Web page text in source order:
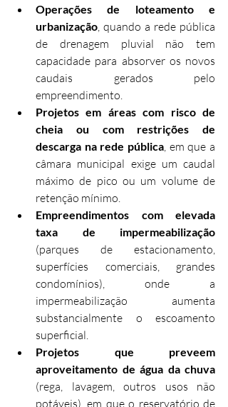
Operações de loteamento e
urbanização , quando a rede pública
de drenagem pluvial não tem
capacidade para absorver os novos
caudais gerados pelo
empreendimento.
Projetos em áreas com risco de
cheia ou com restrições de
descarga na rede pública , em que a
câmara municipal exige um caudal
máximo de pico ou um volume de
retenção mínimo.
Empreendimentos com elevada
taxa de impermeabilização
(parques de estacionamento,
superfícies comerciais, grandes
condomínios), onde a
impermeabilização aumenta
substancialmente o escoamento
superficial.
Projetos que preveem
aproveitamento de água da chuva
(rega, lavagem, outros usos não
potáveis), em que o reservatório de